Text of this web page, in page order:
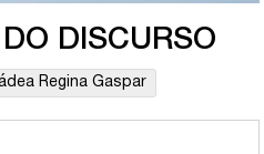
DISCURSO
Regina Gaspar